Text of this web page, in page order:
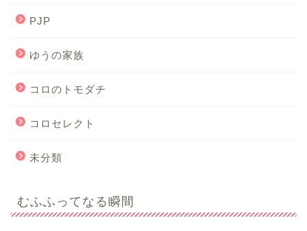
PJP
ゆうの家族
コロのトモダチ
コロセレクト
未分類
むふふってなる瞬間